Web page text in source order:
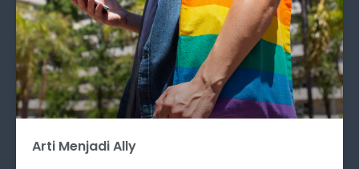
Arti Menjadi Ally